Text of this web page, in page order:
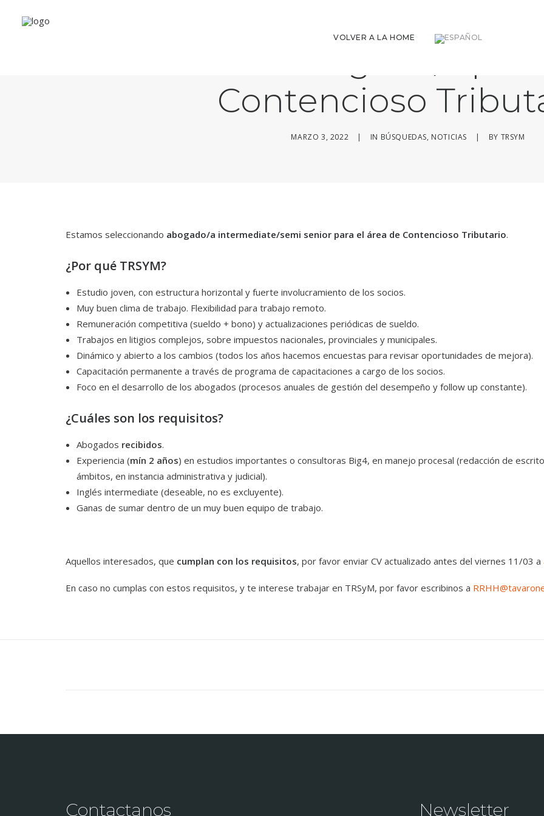
VOLVER A LA HOME
Contencioso
MARZO 3, 2022 | IN BÚSQUEDAS, NOTICIAS | BY TRSYM
Estamos seleccionando abogado/a intermediate/semi senior para el área de Contencioso Tributario.
¿Por qué TRSYM?
Estudio joven, con estructura horizontal y fuerte involucramiento de los socios.
Muy buen clima de trabajo. Flexibilidad para trabajo remoto.
Remuneración competitiva (sueldo + bono) y actualizaciones periódicas de sueldo.
Trabajos en litigios complejos, sobre impuestos nacionales, provinciales y municipales.
Dinámico y abierto a los cambios (todos los años hacemos encuestas para revisar oportunidades de mejora).
Capacitación permanente a través de programa de capacitaciones a cargo de los socios.
Foco en el desarrollo de los abogados (procesos anuales de gestión del desempeño y follow up constante).
¿Cuáles son los requisitos?
Abogados recibidos.
Experiencia (mín 2 años) en estudios importantes o consultoras Big4, en manejo procesal (redacción de
ámbitos, en instancia administrativa y judicial).
Inglés intermediate (deseable, no es excluyente).
Ganas de sumar dentro de un muy buen equipo de trabajo.
Aquellos interesados, que cumplan con los requisitos, por favor enviar CV actualizado antes del viernes 11/03 a
En caso no cumplas con estos requisitos, y te interese trabajar en TRSyM, por favor escribinos a
Contactanos Newsletter